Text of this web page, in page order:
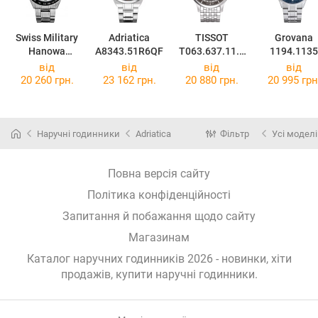
Swiss Military
Hanowa
Navalus 06-
5150.04.001
Adriatica
A8343.51R6QF
TISSOT
T063.637.11.0
67.00
Grovana
1194.1135
від
20 260 грн.
від
23 162 грн.
від
20 880 грн.
від
20 995
Наручні годинники Adriatica Фільтр Усі моделі
Повна версія сайту
Політика конфіденційності
Запитання й побажання щодо сайту
Магазинам
Каталог наручних годинників 2026 - новинки, хіти
продажів, купити наручні годинники.